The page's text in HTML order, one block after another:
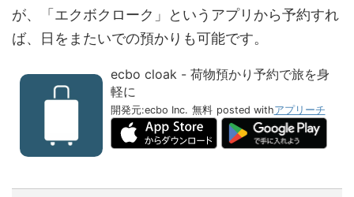
が、「エクボクローク」というアプリから予約すれ
ば、日をまたいでの預かりも可能です。
ecbo cloak - 荷物預かり予約で旅を身
軽に
開発元:ecbo Inc. 無料 posted withアプリーチ